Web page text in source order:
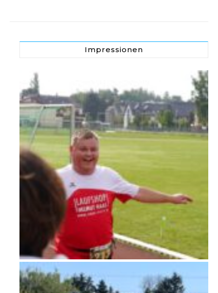
Impressionen